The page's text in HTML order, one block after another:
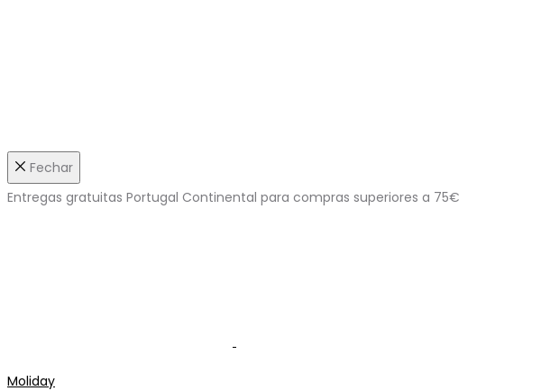
Fechar
Entregas gratuitas Portugal Continental para compras superiores a 75€
Moliday